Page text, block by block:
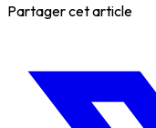
Partager cet article